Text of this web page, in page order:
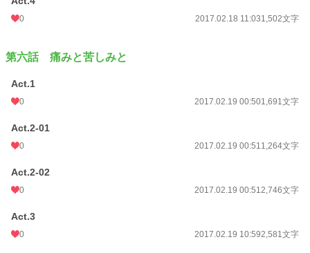
0 2017.02.18 11:031,502文字
第六話 痛みと苦しみと
Act.1
0 2017.02.19 00:501,691文字
Act.2-01
0 2017.02.19 00:511,264文字
Act.2-02
0 2017.02.19 00:512,746文字
Act.3
0 2017.02.19 10:592,581文字